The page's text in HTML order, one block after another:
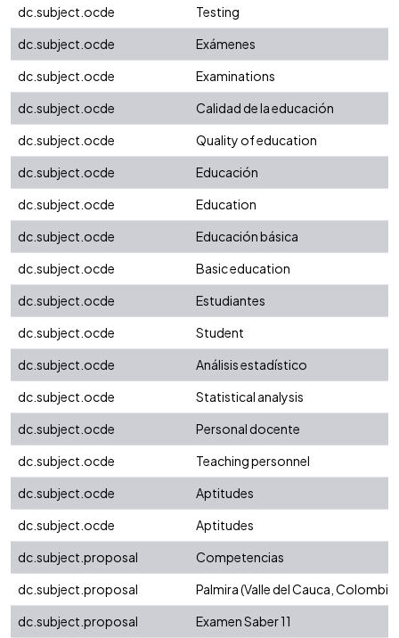
dc.subject.ocde
Testing
dc.subject.ocde
Exámenes
dc.subject.ocde
Examinations
dc.subject.ocde
Calidad de la educación
dc.subject.ocde
Quality of education
dc.subject.ocde
Educación
dc.subject.ocde
Education
dc.subject.ocde
Educación básica
dc.subject.ocde
Basic education
dc.subject.ocde
Estudiantes
dc.subject.ocde
Student
dc.subject.ocde
Análisis estadístico
dc.subject.ocde
Statistical analysis
dc.subject.ocde
Personal docente
dc.subject.ocde
Teaching personnel
dc.subject.ocde
Aptitudes
dc.subject.ocde
Aptitudes
dc.subject.proposal
Competencias
dc.subject.proposal
Palmira (Valle del Cauca, Colombia)
dc.subject.proposal
Examen Saber 11